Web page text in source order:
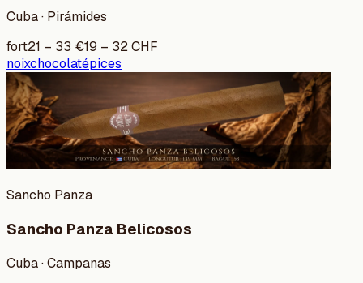
Cuba · Pirámides
fort21 – 33 €19 – 32CHF
noixchocolatépices
Sancho Panza
Sancho Panza Belicosos
Cuba · Campanas